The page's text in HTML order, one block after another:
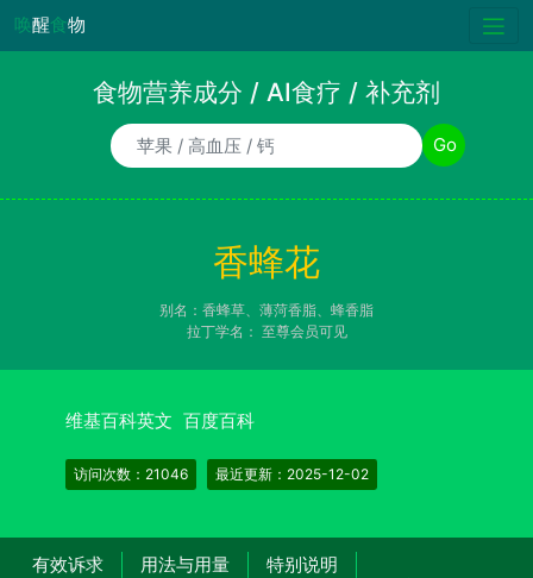
唤醒食物
食物营养成分 / AI食疗 / 补充剂
食物/AI食疗诉求/补充剂名称 Go
香蜂花
别名：香蜂草、薄菏香脂、蜂香脂
拉丁学名： 至尊会员可见
维基百科英文 百度百科
访问次数：21046 最近更新：2025-12-02
有效诉求 用法与用量
特别说明